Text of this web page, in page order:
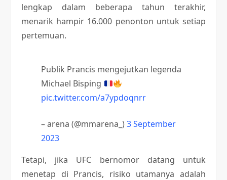
lengkap dalam beberapa tahun terakhir,
menarik hampir 16.000 penonton untuk setiap
pertemuan.
Publik Prancis mengejutkan legenda
Michael Bisping
pic.twitter.com/a7ypdoqnrr
– arena (@mmarena_)3 September
2023
Tetapi, jika UFC bernomor datang untuk
menetap di Prancis, risiko utamanya adalah